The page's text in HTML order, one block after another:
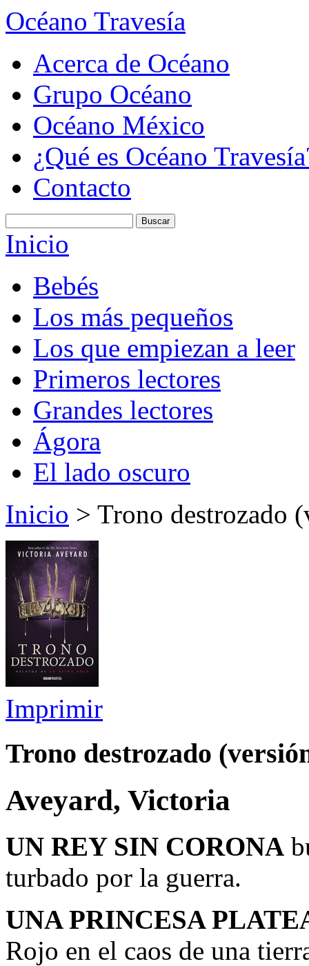
Océano Travesía
Acerca de Océano
Grupo Océano
Océano México
¿Qué es Océano
Contacto
Inicio
Bebés
Los más pequeños
Los que empiezan a leer
Primeros lectores
Grandes lectores
Ágora
El lado oscuro
Inicio > Trono destrozado
Imprimir
Trono destrozado
Aveyard, Victoria
UN REY SIN CORONA
turbado por la guerra.
UNA PRINCESA
Rojo en el caos de una